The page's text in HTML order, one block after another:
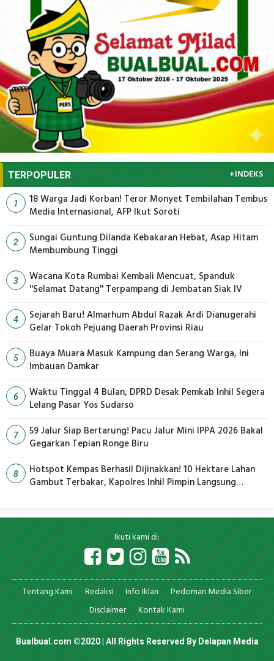
TERPOPULER +INDEKS
1
18 Warga Jadi Korban! Teror Monyet Tembilahan Tembus
Media Internasional, AFP Ikut Soroti
2
Sungai Guntung Dilanda Kebakaran Hebat, Asap Hitam
Membumbung Tinggi
3
Wacana Kota Rumbai Kembali Mencuat, Spanduk
''Selamat Datang'' Terpampang di Jembatan Siak IV
4
Sejarah Baru! Almarhum Abdul Razak Ardi Dianugerahi
Gelar Tokoh Pejuang Daerah Provinsi Riau
5
Buaya Muara Masuk Kampung dan Serang Warga, Ini
Imbauan Damkar
6
Waktu Tinggal 4 Bulan, DPRD Desak Pemkab Inhil Segera
Lelang Pasar Yos Sudarso
7
59 Jalur Siap Bertarung! Pacu Jalur Mini IPPA 2026 Bakal
Gegarkan Tepian Ronge Biru
8
Hotspot Kempas Berhasil Dijinakkan! 10 Hektare Lahan
Gambut Terbakar, Kapolres Inhil Pimpin Langsung
Ikuti kami di:
Tentang Kami Redaksi Info Iklan
Pedoman Media Siber
Disclaimer
Kontak Kami
Bualbual.com ©2020 | All Rights Reserved ByDelapan Media